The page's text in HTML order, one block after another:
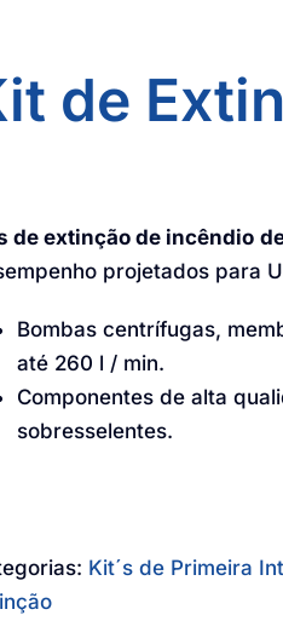
de
de extinção de incêndio
projetados para
Bombas centrífugas,
até 260 l / min.
Componentes de alta
sobresselentes.
Kit´s de Primeira